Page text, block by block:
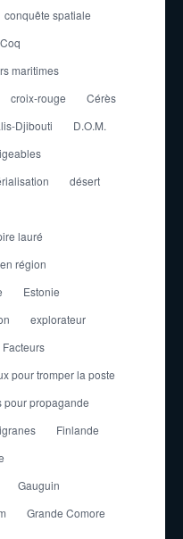
conquête spatiale
Coq
maritimes
croix-rouge
Cérès
Djibouti
D.O.M.
désert
lauré
en région
Estonie
explorateur
Facteurs
pour tromper la poste
pour propagande
Finlande
Gauguin
Grande Comore